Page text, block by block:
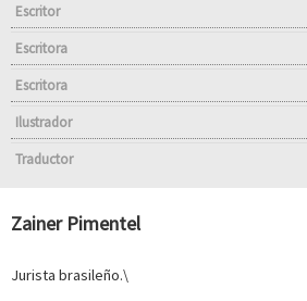
Escritor
Escritora
Escritora
Ilustrador
Traductor
Zainer Pimentel
Jurista brasileño.\